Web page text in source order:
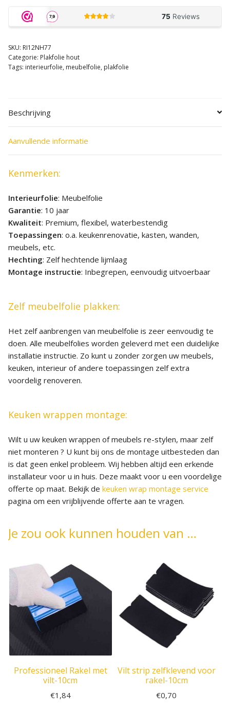
SKU: RI12NH77
Categorie: Plakfolie hout
Tags: interieurfolie, meubelfolie, plakfolie
Beschrijving
Aanvullende informatie
Kenmerken:
Interieurfolie: Meubelfolie
Garantie: 10 jaar
Kwaliteit: Premium, flexibel, waterbestendig
Toepassingen: o.a. keukenrenovatie, kasten, wanden,
meubels, etc.
Hechting: Zelf hechtende lijmlaag
Montage instructie: Inbegrepen, eenvoudig uitvoerbaar
Zelf meubelfolie plakken:
Het zelf aanbrengen van meubelfolie is zeer eenvoudig te
doen. Alle meubelfolies worden geleverd met een duidelijke
installatie instructie. Zo kunt u zonder zorgen uw meubels,
keuken, interieur of andere toepassingen zelf extra
voordelig renoveren.
Keuken wrappen montage:
Wilt u uw keuken wrappen of meubels re-stylen, maar zelf
niet monteren ? U kunt bij ons de montage uitbesteden dan
is dat geen enkel probleem. Wij hebben altijd een erkende
installateur voor u in huis. Deze maakt voor u een voordelige
offerte op maat. Bekijk de keuken wrap montage service
pagina om een vrijblijvende offerte aan te vragen.
Je zou ook kunnen houden van …
Professioneel Rakel met
vilt-10cm
€1,84
Vilt strip zelfklevend voor
rakel-10cm
€0,70